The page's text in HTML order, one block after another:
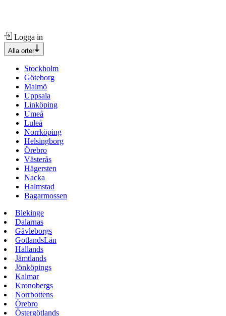
Logga in
Alla orter
Stockholm
Göteborg
Malmö
Uppsala
Linköping
Umeå
Luleå
Norrköping
Helsingborg
Örebro
Västerås
Hägersten
Nacka
Halmstad
Bagarmossen
Blekinge
Dalarnas
Gävleborgs
GotlandsLän
Hallands
Jämtlands
Jönköpings
Kalmar
Kronobergs
Norrbottens
Örebro
Östergötlands